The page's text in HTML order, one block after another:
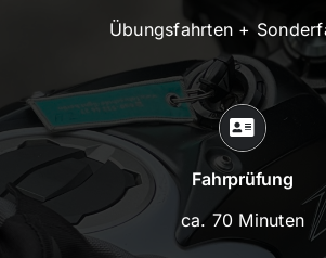
Übungsfahrten +
Fahrprüfung
ca. 70 Minuten